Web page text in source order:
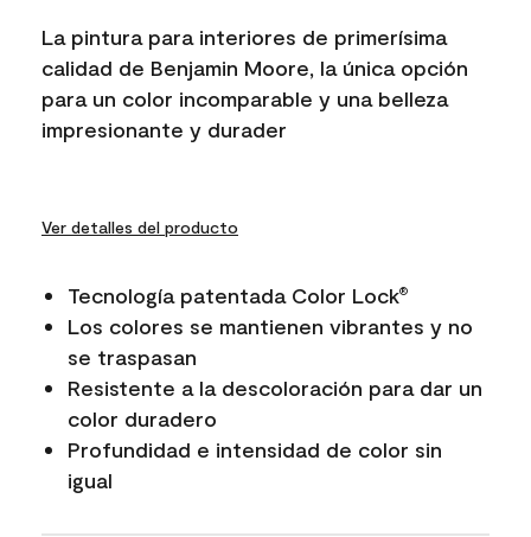
link.
La pintura para interiores de primerísima
calidad de Benjamin Moore, la única opción
para un color incomparable y una belleza
impresionante y durader
Ver detalles del producto
Tecnología patentada Color Lock®
Los colores se mantienen vibrantes y no
se traspasan
Resistente a la descoloración para dar un
color duradero
Profundidad e intensidad de color sin
igual